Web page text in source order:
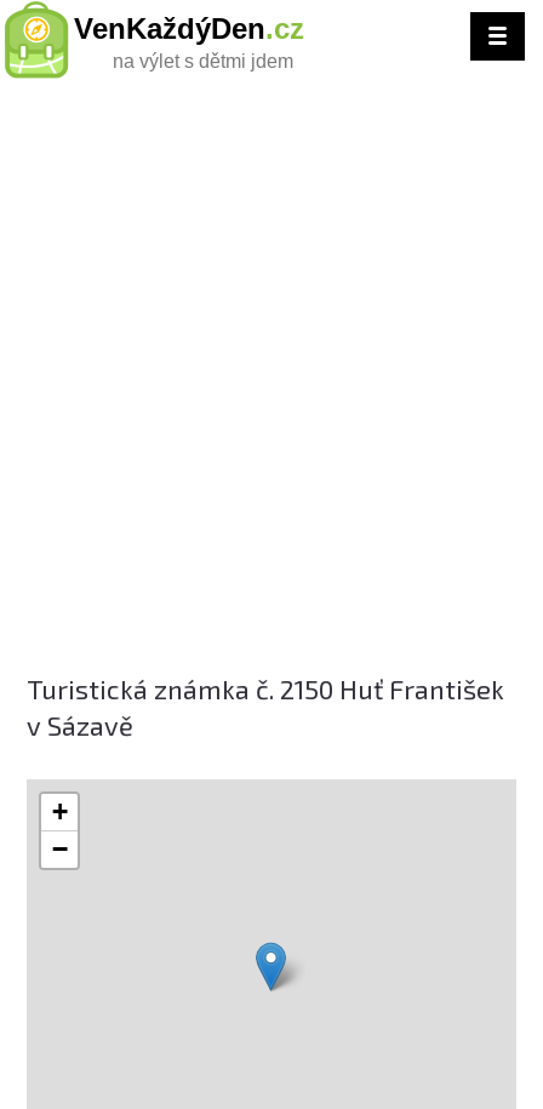
VenKaždýDen.cz
na výlet s dětmi jdem
Turistická známka č. 2150 Huť František
v Sázavě
+
−